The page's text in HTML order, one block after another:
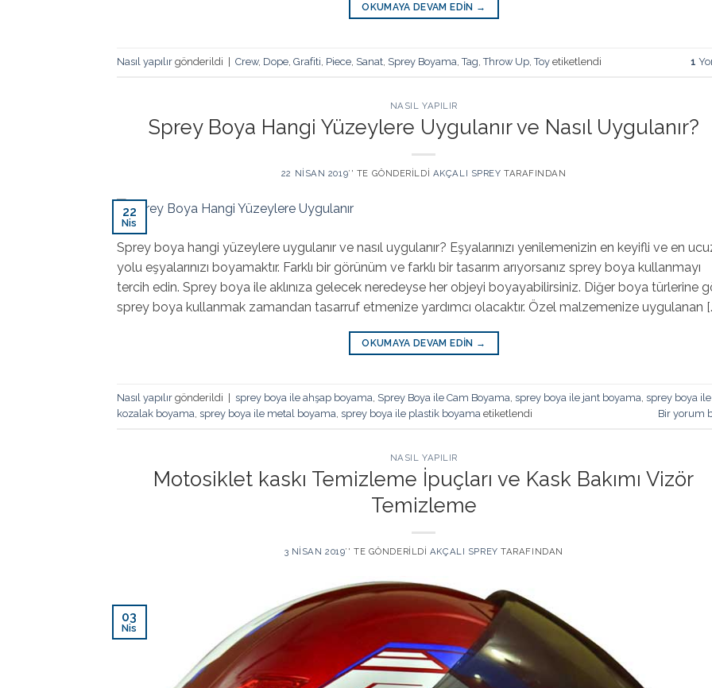
OKUMAYA DEVAM EDIN →
Nasıl yapılır gönderildi Crew, Dope Grafiti Piece Sanat Sprey Boyama ,Tag ,Throw Up ,Toy etiketlendi 1
NASIL YAPILIR
Sprey Boya Hangi Yüzeylere Uygulanır ve Nasıl Uygulanır?
22 NISAN 2019’' TE GÖNDERILDI AKÇALI SPREY TARAFINDAN
22
Nis
Sprey boya hangi yüzeylere uygulanır ve nasıl uygulanır? Eşyalarınızı yenilemenizin en keyifli ve en
yolu eşyalarınızı boyamaktır. Farklı bir görünüm ve farklı bir tasarım arıyorsanız sprey boya kullanmayı
tercih edin. Sprey boya ile aklınıza gelecek neredeyse her objeyi boyayabilirsiniz. Diğer boya türlerine
sprey boya kullanmak zamandan tasarruf etmenize yardımcı olacaktır. Özel malzemenize uygulanan
OKUMAYA DEVAM EDIN →
Nasıl yapılır gönderildi sprey boya ile ahşap boyama Sprey Boya ile Cam Boyama sprey boya ile jant boyama sprey boya ile
kozalak boyama sprey boya ile metal boyama sprey boya ile plastik boyama etiketlendi Bir yorum
NASIL YAPILIR
Motosiklet kaskı Temizleme İpuçları ve Kask Bakımı Vizör
Temizleme
3 NISAN 2019’' TE GÖNDERILDI AKÇALI SPREY TARAFINDAN
03
Nis